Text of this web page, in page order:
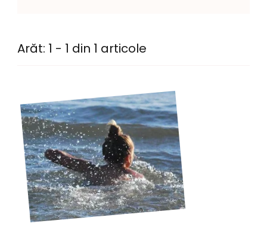
Arăt: 1 - 1 din 1 articole